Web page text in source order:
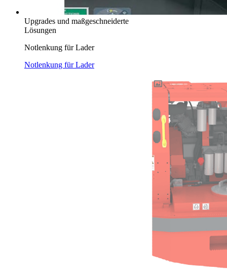
Upgrades und maßgeschneiderte
Lösungen
Notlenkung für Lader
Notlenkung für Lader